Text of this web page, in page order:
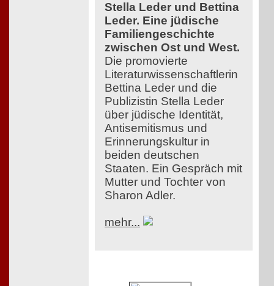
Stella Leder und Bettina
Leder. Eine jüdische
Familiengeschichte
zwischen Ost und West.
Die promovierte
Literaturwissenschaftlerin
Bettina Leder und die
Publizistin Stella Leder
über jüdische Identität,
Antisemitismus und
Erinnerungskultur in
beiden deutschen
Staaten. Ein Gespräch mit
Mutter und Tochter von
Sharon Adler.
mehr...